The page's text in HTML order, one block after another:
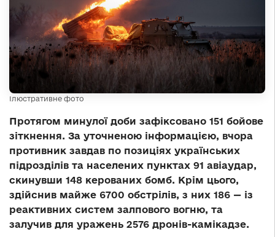
Ілюстративне фото
Протягом минулої доби зафіксовано 151 бойове
зіткнення. За уточненою інформацією, вчора
противник завдав по позиціях українських
підрозділів та населених пунктах 91 авіаудар,
скинувши 148 керованих бомб. Крім цього,
здійснив майже 6700 обстрілів, з них 186 — із
реактивних систем залпового вогню, та
залучив для уражень 2576 дронів-камікадзе.